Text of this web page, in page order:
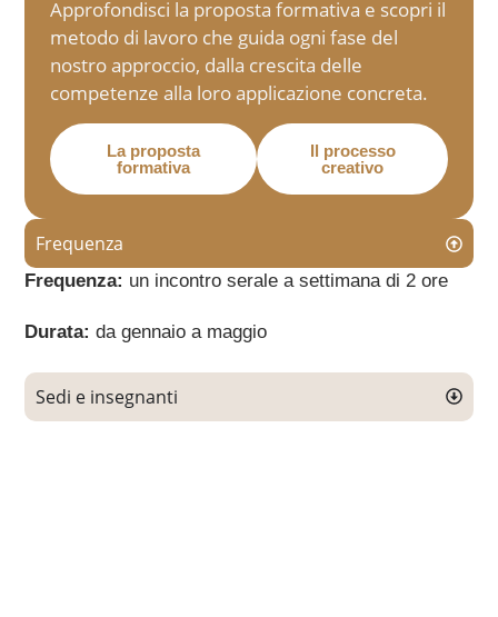
Approfondisci la proposta formativa e scopri il
metodo di lavoro che guida ogni fase del
nostro approccio, dalla crescita delle
competenze alla loro applicazione concreta.
La proposta
formativa
Il processo
creativo
Frequenza
Frequenza: un incontro serale a settimana di 2 ore
Durata: da gennaio a maggio
Sedi e insegnanti